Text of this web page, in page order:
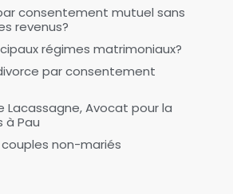
consentement mutuel sans
revenus?
régimes matrimoniaux?
par consentement
Lacassagne, Avocat pour la
à Pau
non-mariés